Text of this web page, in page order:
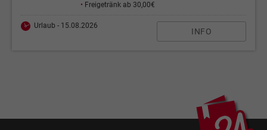
• Freigetränk ab 30,00€
Urlaub - 15.08.2026
INFO